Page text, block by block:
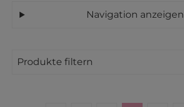
Navigation anzeigen
Produkte filtern